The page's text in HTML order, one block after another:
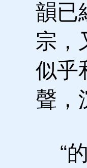
韻已
宗，
似乎
聲，
“的